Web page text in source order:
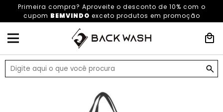
Primeira compra? Aproveite o desconto de 10% com o
cupom BEMVINDO exceto produtos em promoção
HOME ACESSÓRIOS ACESSÓRIOS